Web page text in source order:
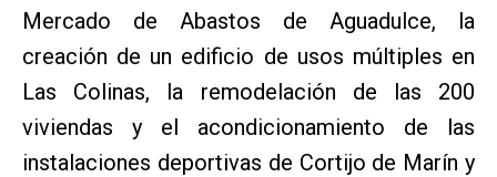
Mercado de Abastos de Aguadulce, la
creación de un edificio de usos múltiples en
Las Colinas, la remodelación de las 200
viviendas y el acondicionamiento de las
instalaciones deportivas de Cortijo de Marín y